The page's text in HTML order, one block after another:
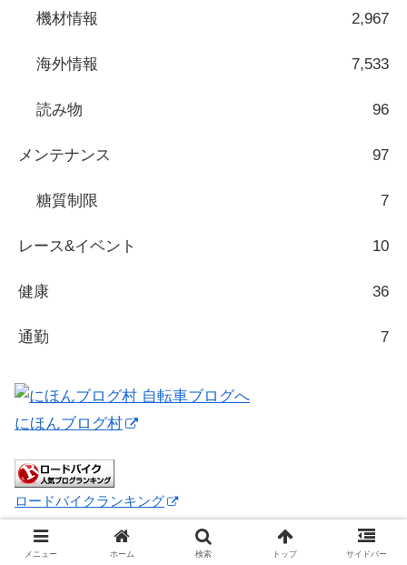
機材情報 2,967
海外情報 7,533
読み物 96
メンテナンス 97
糖質制限 7
レース&イベント 10
健康 36
通勤 7
にほんブログ村
ロードバイクランキング
メニュー ホーム 検索 トップ サイドバー